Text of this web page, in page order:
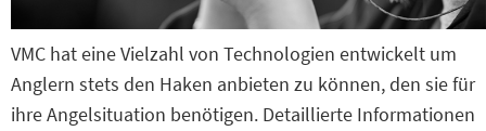
VMC hat eine Vielzahl von Technologien entwickelt um
Anglern stets den Haken anbieten zu können, den sie für
ihre Angelsituation benötigen. Detaillierte Informationen